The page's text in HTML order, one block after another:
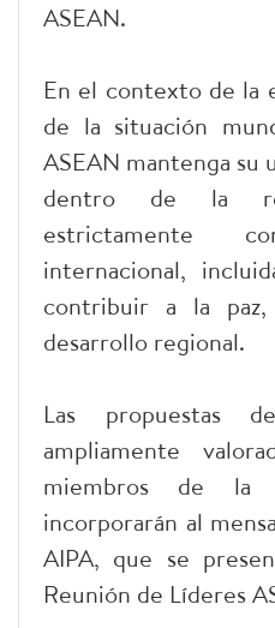
ASEAN.
En el contexto de la
de la situación
ASEAN mantenga
dentro de la
estrictamente
internacional,
contribuir a la
desarrollo regional.
Las propuestas
ampliamente
miembros de la
incorporarán al
AIPA, que se
Reunión de Líderes